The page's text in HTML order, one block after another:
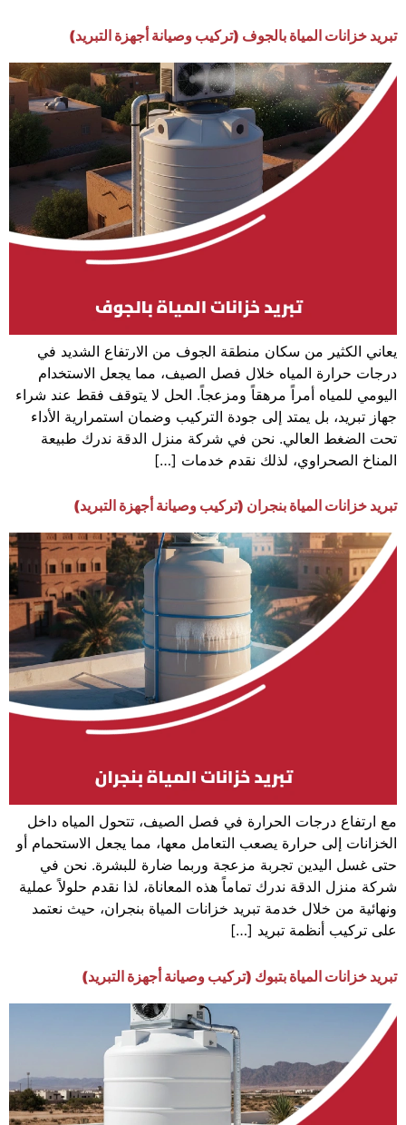
تبريد خزانات المياة بالجوف (تركيب وصيانة أجهزة التبريد)
يعاني الكثير من سكان منطقة الجوف من الارتفاع الشديد في
درجات حرارة المياه خلال فصل الصيف، مما يجعل الاستخدام
اليومي للمياه أمراً مرهقاً ومزعجاً. الحل لا يتوقف فقط عند شراء
جهاز تبريد، بل يمتد إلى جودة التركيب وضمان استمرارية الأداء
تحت الضغط العالي. نحن في شركة منزل الدقة ندرك طبيعة
المناخ الصحراوي، لذلك نقدم خدمات […]
تبريد خزانات المياة بنجران (تركيب وصيانة أجهزة التبريد)
مع ارتفاع درجات الحرارة في فصل الصيف، تتحول المياه داخل
الخزانات إلى حرارة يصعب التعامل معها، مما يجعل الاستحمام أو
حتى غسل اليدين تجربة مزعجة وربما ضارة للبشرة. نحن في
شركة منزل الدقة ندرك تماماً هذه المعاناة، لذا نقدم حلولاً عملية
ونهائية من خلال خدمة تبريد خزانات المياة بنجران، حيث نعتمد
على تركيب أنظمة تبريد […]
تبريد خزانات المياة بتبوك (تركيب وصيانة أجهزة التبريد)